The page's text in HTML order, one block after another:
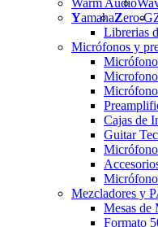
YamahaZero-G
Librerias
Micrófonos y
Cajas de
Guitar
Mezcladores y
Mesas de
Formato